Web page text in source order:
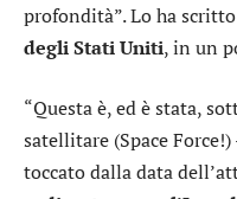
profondità”. Lo ha scritto
degli Stati Uniti, in un
“Questa è, ed è stata,
satellitare (Space
toccato dalla data